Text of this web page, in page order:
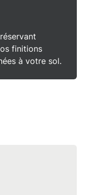
finitions
à votre sol.